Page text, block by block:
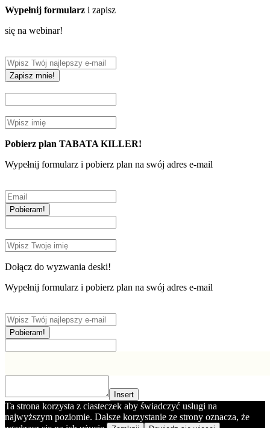
Wypełnij formularz i zapisz
się na webinar!
Zapisz mnie!
Pobierz plan TABATA KILLER!
Wypełnij formularz i pobierz plan na swój adres e-mail
Pobieram!
Dołącz do wyzwania deski!
Wypełnij formularz i pobierz plan na swój adres e-mail
Pobieram!
Insert
Ta strona korzysta z ciasteczek aby świadczyć usługi na
najwyższym poziomie. Dalsze korzystanie ze strony oznacza, że